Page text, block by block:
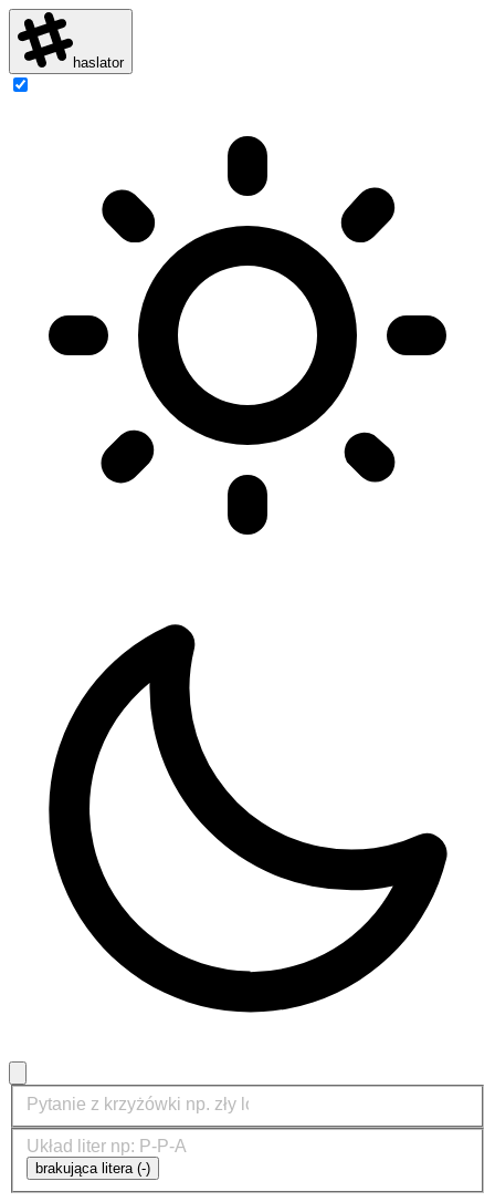
haslator
brakująca litera (-)